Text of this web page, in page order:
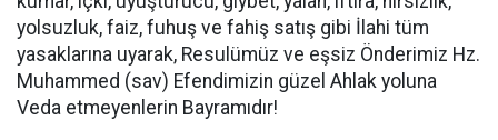
yolsuzluk, faiz, fuhuş ve fahiş satış gibi İlahi tüm
yasaklarına uyarak, Resulümüz ve eşsiz Önderimiz Hz.
Muhammed (sav) Efendimizin güzel Ahlak yoluna
Veda etmeyenlerin Bayramıdır!